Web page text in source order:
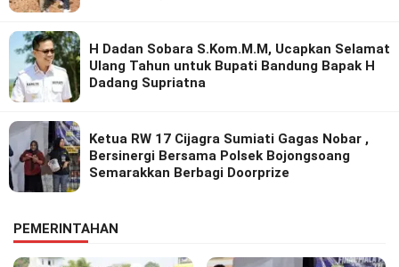
H Dadan Sobara S.Kom.M.M, Ucapkan Selamat
Ulang Tahun untuk Bupati Bandung Bapak H
Dadang Supriatna
Ketua RW 17 Cijagra Sumiati Gagas Nobar ,
Bersinergi Bersama Polsek Bojongsoang
Semarakkan Berbagi Doorprize
PEMERINTAHAN